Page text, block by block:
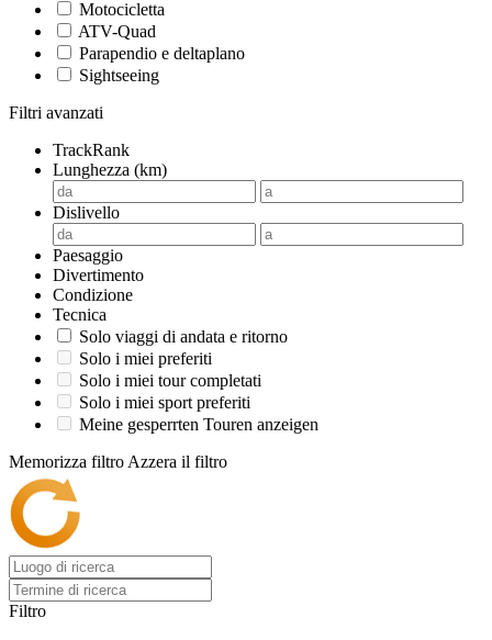
Motocicletta
ATV-Quad
Parapendio e deltaplano
Sightseeing
Filtri avanzati
TrackRank
Lunghezza (km)
Dislivello
Paesaggio
Divertimento
Condizione
Tecnica
Solo viaggi di andata e ritorno
Solo i miei preferiti
Solo i miei tour completati
Solo i miei sport preferiti
Meine gesperrten Touren anzeigen
Memorizza filtro Azzera il filtro
Filtro